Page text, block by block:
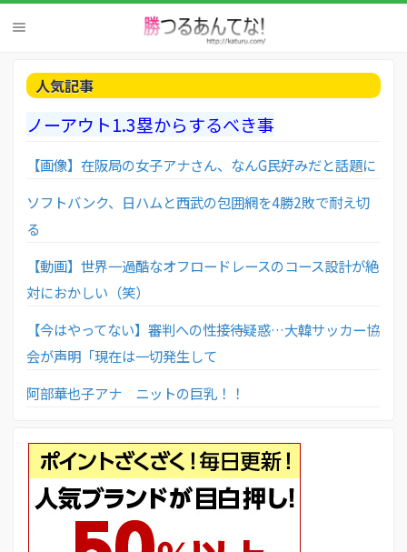
人気記事
ノーアウト1.3塁からするべき事
【画像】在阪局の女子アナさん、なんG民好みだと話題に
ソフトバンク、日ハムと西武の包囲網を4勝2敗で耐え切
る
【動画】世界一過酷なオフロードレースのコース設計が絶
対におかしい（笑）
【今はやってない】審判への性接待疑惑…大韓サッカー協
会が声明「現在は一切発生して
阿部華也子アナ ニットの巨乳！！